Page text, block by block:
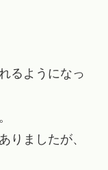
るようになっ
りましたが、